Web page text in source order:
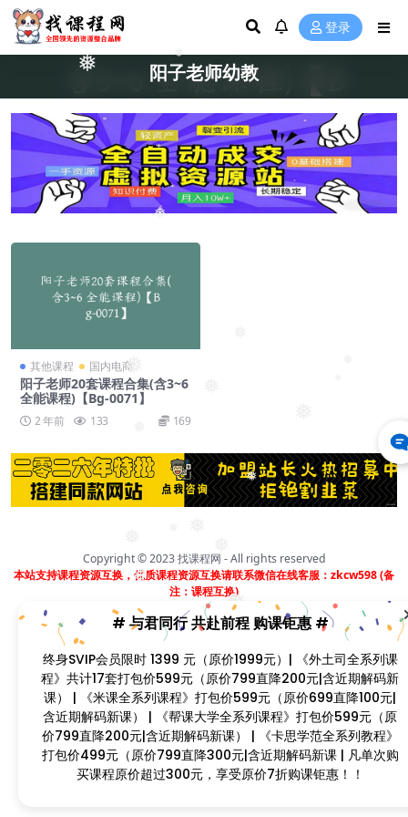
❅
❅
❅
❅
❅
❅
❅
❅
❅
❅
❅
❅
❅
❅
❅ ❅
❅ ❅
登录
阳子老师幼教
其他课程 国内电商
阳子老师20套课程合集(含3~6
全能课程)【Bg-0071】
2 年前 133 169
Copyright © 2023找课程网 - All rights reserved
本站支持课程资源互换，优质课程资源互换请联系微信在线客服：zkcw598 (备
注：课程互换)
闽ICP备2022077749号
# 与君同行 共赴前程 购课钜惠 #
终身SVIP会员限时 1399 元（原价1999元）| 《外土司全系列课
程》共计17套打包价599元（原价799直降200元|含近期解码
新课） | 《米课全系列课程》打包价599元（原价699直降100
元|含近期解码新课） | 《帮课大学全系列课程》打包价599元
（原价799直降200元|含近期解码新课） | 《卡思学范全系列教
程》打包价499元（原价799直降300元|含近期解码新课 | 凡单
次购买课程原价超过300元，享受原价7折购课钜惠！！